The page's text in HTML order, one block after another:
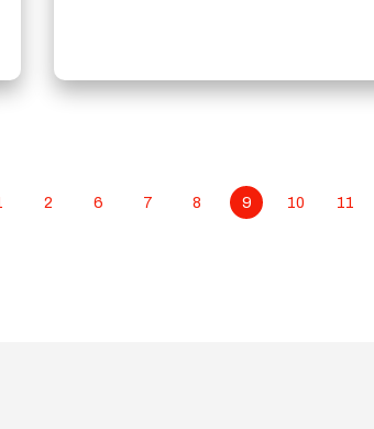
2 6 7 8 9 10 11